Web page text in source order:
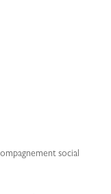
social